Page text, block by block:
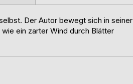
Der Autor bewegt sich in seiner
ein zarter Wind durch Blätter